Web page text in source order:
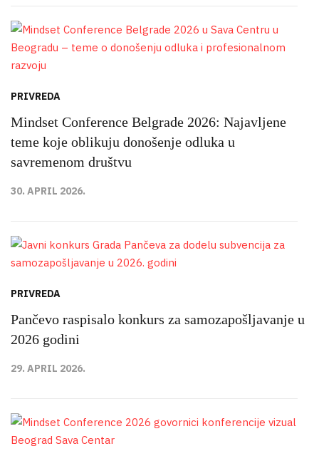
PRIVREDA
Mindset Conference Belgrade 2026: Najavljene
teme koje oblikuju donošenje odluka u
savremenom društvu
30. APRIL 2026.
PRIVREDA
Pančevo raspisalo konkurs za samozapošljavanje u
2026 godini
29. APRIL 2026.